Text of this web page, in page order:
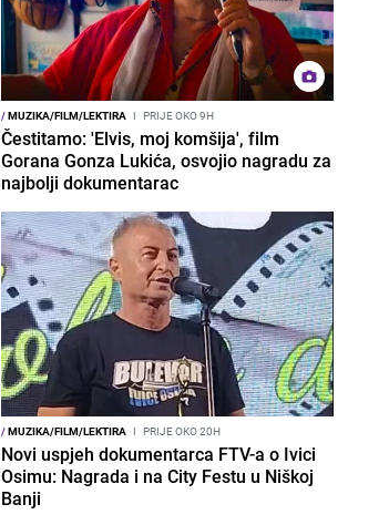
/MUZIKA/FILM/LEKTIRA I PRIJE OKO 9H
Čestitamo: 'Elvis, moj komšija', film
Gorana Gonza Lukića, osvojio nagradu za
najbolji dokumentarac
/MUZIKA/FILM/LEKTIRA I PRIJE OKO 20H
Novi uspjeh dokumentarca FTV-a o Ivici
Osimu: Nagrada i na City Festu u Niškoj
Banji